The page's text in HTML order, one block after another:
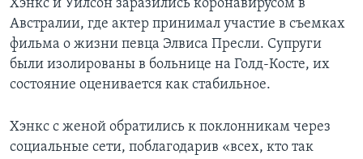
Хэнкс и Уилсон заразились коронавирусом в
Австралии, где актер принимал участие в съемках
фильма о жизни певца Элвиса Пресли. Супруги
были изолированы в больнице на Голд-Косте, их
состояние оценивается как стабильное.
Хэнкс с женой обратились к поклонникам через
социальные сети, поблагодарив «всех, кто так